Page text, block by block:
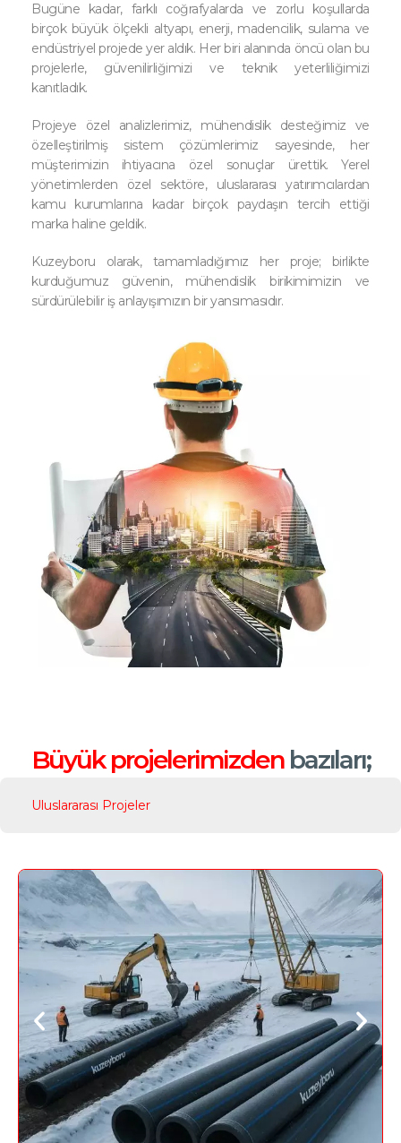
Bugüne kadar, farklı coğrafyalarda ve zorlu koşullarda
birçok büyük ölçekli altyapı, enerji, madencilik, sulama ve
endüstriyel projede yer aldık. Her biri alanında öncü olan bu
projelerle, güvenilirliğimizi ve teknik yeterliliğimizi
kanıtladık.
Projeye özel analizlerimiz, mühendislik desteğimiz ve
özelleştirilmiş sistem çözümlerimiz sayesinde, her
müşterimizin ihtiyacına özel sonuçlar ürettik. Yerel
yönetimlerden özel sektöre, uluslararası yatırımcılardan
kamu kurumlarına kadar birçok paydaşın tercih ettiği
marka haline geldik.
Kuzeyboru olarak, tamamladığımız her proje; birlikte
kurduğumuz güvenin, mühendislik birikimimizin ve
sürdürülebilir iş anlayışımızın bir yansımasıdır.
Büyük projelerimizden bazıları;
Uluslararası Projeler